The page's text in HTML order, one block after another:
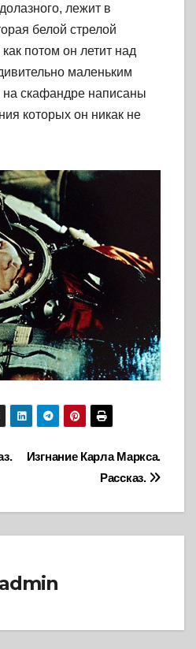
лежит в
белой стрелой
потом он летит над
маленьким
скафандре написаны
которых он никак не
Изгнание Карла Маркса.
Рассказ.
admin